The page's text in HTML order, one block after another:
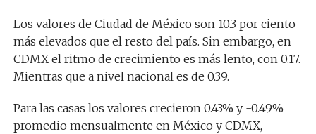
Los valores de Ciudad de México son 10.3 por ciento
más elevados que el resto del país. Sin embargo, en
CDMX el ritmo de crecimiento es más lento, con 0.17.
Mientras que a nivel nacional es de 0.39.
Para las casas los valores crecieron 0.43% y -0.49%
promedio mensualmente en México y CDMX,